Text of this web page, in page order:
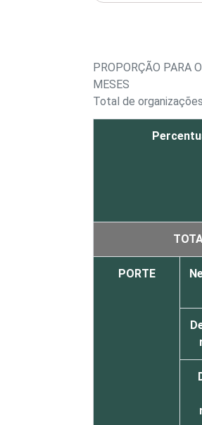
PROPORÇÃO PARA
MESES
Total de
PORTE